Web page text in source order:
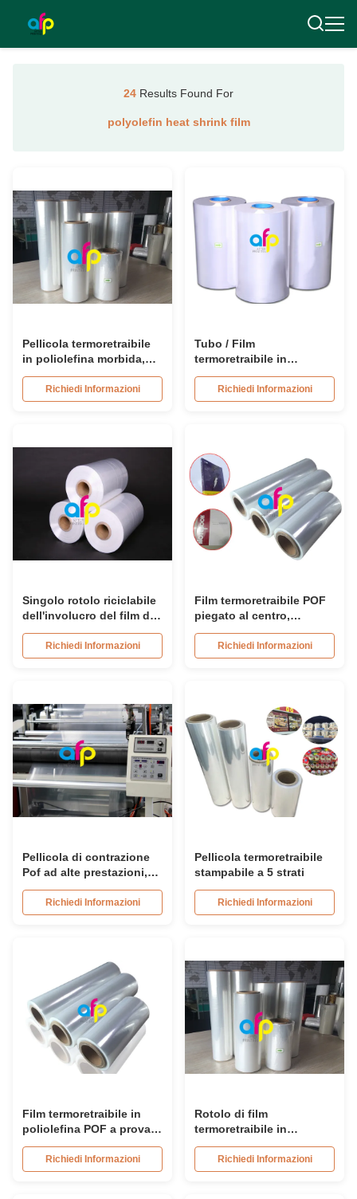
24 Results Found For
polyolefin heat shrink film
Pellicola termoretraibile
in poliolefina morbida,
pellicola termoretraibile
in poliolefina trasparente
da 12,5 micron
Richiedi Informazioni
Tubo / Film
termoretraibile in
poliolefina popolare 800 -
1600m Lunghezza rotolo
Richiedi Informazioni
Singolo rotolo riciclabile
dell'involucro del film di
strizzacervelli di calore di
Pof della ferita per il libro
Richiedi Informazioni
Film termoretraibile POF
piegato al centro,
avvolgimento singolo per
imballaggio, anima in
carta da 3 pollici
Richiedi Informazioni
Pellicola di contrazione
Pof ad alte prestazioni,
pellicola morbida e
trasparente di
avvolgimento.
Richiedi Informazioni
Pellicola termoretraibile
stampabile a 5 strati
Richiedi Informazioni
Film termoretraibile in
poliolefina POF a prova
di umidità per confezioni
cosmetiche
Richiedi Informazioni
Rotolo di film
termoretraibile in
poliolefina POF piegato
per centro di imballaggio
irregolare per imballaggio
Richiedi Informazioni